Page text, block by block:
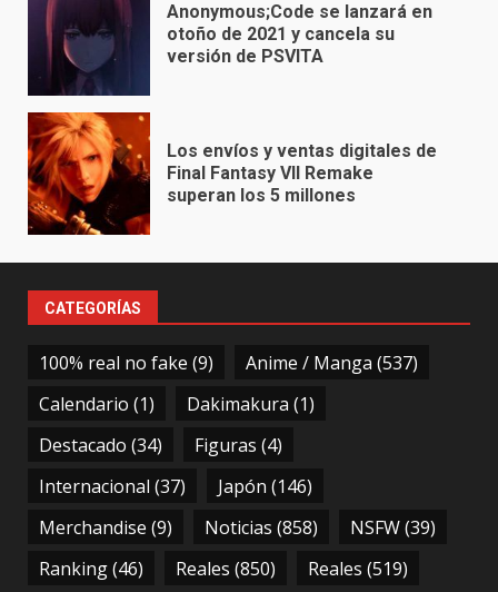
Anonymous;Code se lanzará en
otoño de 2021 y cancela su
versión de PSVITA
Los envíos y ventas digitales de
Final Fantasy VII Remake
superan los 5 millones
CATEGORÍAS
100% real no fake (9) Anime / Manga (537)
Calendario (1) Dakimakura (1)
Destacado (34) Figuras (4)
Internacional (37) Japón (146)
Merchandise (9) Noticias (858) NSFW(39)
Ranking(46) Reales (850) Reales (519)